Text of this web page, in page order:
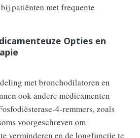
patiënten met frequente
Opties en
met bronchodilatoren en
ook andere medicamenten
4-remmers, zoals
voorgeschreven om
verminderen en de longfunctie te